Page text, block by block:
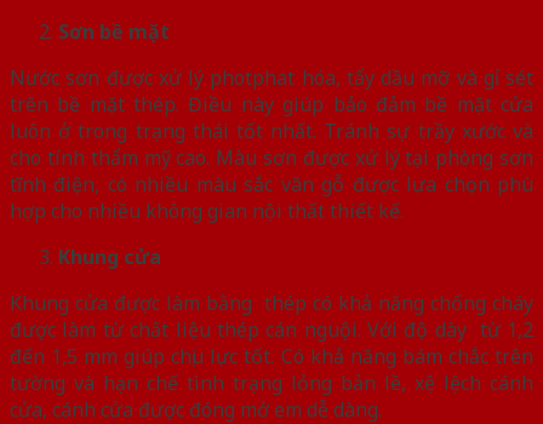
Sơn bề mặt
Nước sơn được xử lý photphat hóa, tẩy dầu mỡ và gỉ sét
trên bề mặt thép. Điều này giúp bảo đảm bề mặt cửa
luôn ở trong trạng thái tốt nhất. Tránh sự trầy xước và
cho tính thẩm mỹ cao. Màu sơn được xử lý tại phòng sơn
tĩnh điện, có nhiều màu sắc vân gỗ được lựa chọn phù
hợp cho nhiều không gian nội thất thiết kế.
Khung cửa
Khung cửa được làm bằng thép có khả năng chống cháy
được làm từ chất liệu thép cán nguội. Với độ dày từ 1,2
đến 1,5 mm giúp chịu lực tốt. Có khả năng bám chắc trên
tường và hạn chế tình trạng lỏng bản lề, xệ lệch cánh
cửa, cánh cửa được đóng mở em dễ dàng.